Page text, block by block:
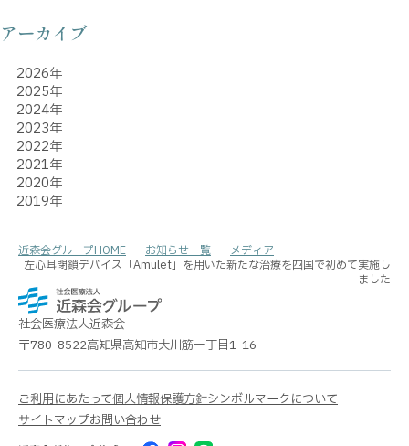
アーカイブ
2026年
2025年
2024年
2023年
2022年
2021年
2020年
2019年
近森会グループHOME お知らせ一覧
メディア
左心耳閉鎖デバイス「Amulet」を用いた新たな治療を四国で初めて実施し
ました
社会医療法人近森会
〒780-8522高知県高知市大川筋一丁目1-16
ご利用にあたって個人情報保護方針シンボルマークについて
サイトマップお問い合わせ